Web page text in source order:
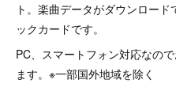
ト。楽曲データがダウンロー
ックカードです。
PC、スマートフォン対応なの
ます。※一部国外地域を除く